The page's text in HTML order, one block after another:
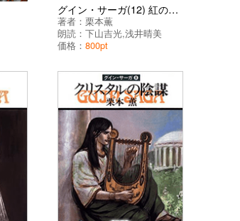
グイン・サーガ(12) 紅の密使
著者：栗本薫
朗読：下山吉光,浅井晴美
価格：800pt